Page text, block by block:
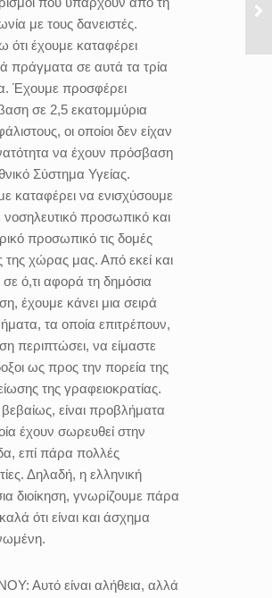
με τους δανειστές.
ότι έχουμε καταφέρει
πράγματα σε αυτά τα τρία
Έχουμε προσφέρει
σε 2,5 εκατομμύρια
οι οποίοι δεν είχαν
να έχουν πρόσβαση
Σύστημα Υγείας.
καταφέρει να ενισχύσουμε
νοσηλευτικό προσωπικό και
προσωπικό τις δομές
της χώρας μας. Από εκεί και
ό,τι αφορά τη δημόσια
έχουμε κάνει μια σειρά
τα οποία επιτρέπουν,
περιπτώσει, να είμαστε
ως προς την πορεία της
της γραφειοκρατίας.
είναι προβλήματα
έχουν σωρευθεί στην
επί πάρα πολλές
Δηλαδή, η ελληνική
διοίκηση, γνωρίζουμε πάρα
ότι είναι και άσχημα
Αυτό είναι αλήθεια, αλλά